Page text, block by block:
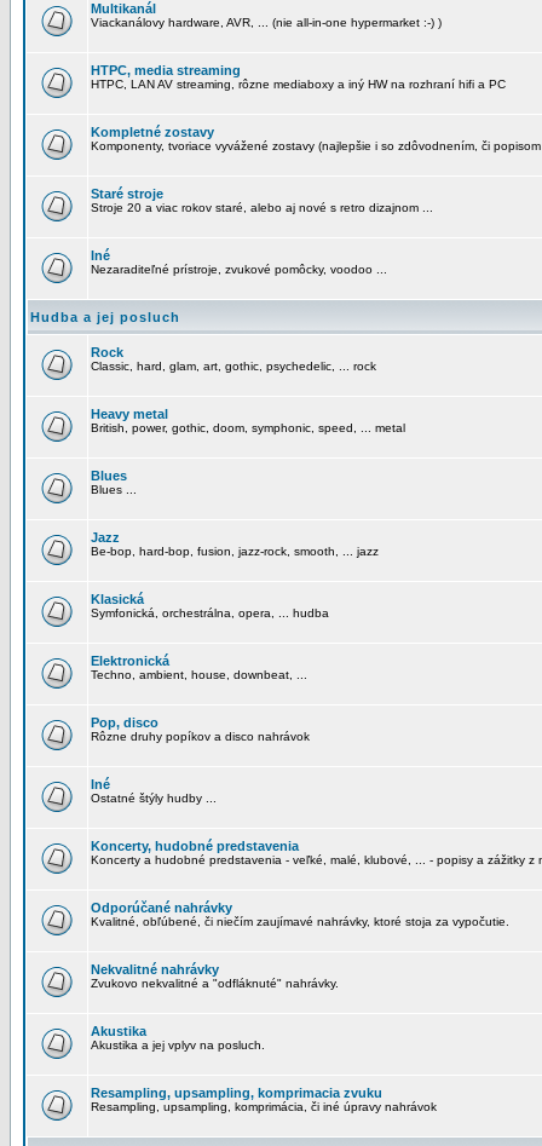
Multikanál
Viackanálovy hardware, AVR, ... (nie all-in-one hypermarket :-) )
HTPC, media streaming
HTPC, LAN AV streaming, rôzne mediaboxy a iný HW na rozhraní hifi a PC
Kompletné zostavy
Komponenty, tvoriace vyvážené zostavy (najlepšie i so zdôvodnením, či
Staré stroje
Stroje 20 a viac rokov staré, alebo aj nové s retro dizajnom ...
Iné
Nezaraditeľné prístroje, zvukové pomôcky, voodoo ...
Hudba a jej posluch
Rock
Classic, hard, glam, art, gothic, psychedelic, ... rock
Heavy metal
British, power, gothic, doom, symphonic, speed, ... metal
Blues
Blues ...
Jazz
Be-bop, hard-bop, fusion, jazz-rock, smooth, ... jazz
Klasická
Symfonická, orchestrálna, opera, ... hudba
Elektronická
Techno, ambient, house, downbeat, ...
Pop, disco
Rôzne druhy popíkov a disco nahrávok
Iné
Ostatné štýly hudby ...
Koncerty, hudobné predstavenia
Koncerty a hudobné predstavenia - veľké, malé, klubové, ... - popisy a zážitky z
Odporúčané nahrávky
Kvalitné, obľúbené, či niečím zaujímavé nahrávky, ktoré stoja za vypočutie.
Nekvalitné nahrávky
Zvukovo nekvalitné a "odfláknuté" nahrávky.
Akustika
Akustika a jej vplyv na posluch.
Resampling, upsampling, komprimacia zvuku
Resampling, upsampling, komprimácia, či iné úpravy nahrávok